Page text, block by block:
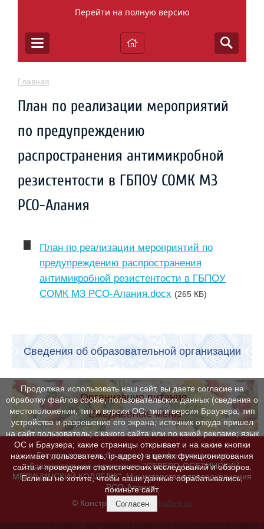
Перейти на полную версию
Главная
План по реализации мероприятий
по предупреждению
распространения антимикробной
резистентости в ГБПОУ СОМК МЗ
РСО-Алания
План по реализации мероприятий по
предупреждению распространения
антимикробной резистентости в ГБПОУ
СОМК МЗ РСО-Алания.docx (265 КБ)
Сведения об образовательной организации
Организация питания.
Ежедневные меню
Государственное бюджетное профессиональное
образовательное учреждение "СЕВЕРО-ОСЕТИНСКИЙ
МЕДИЦИНСКИЙ КОЛЛЕДЖ". Министерства здравоохранения
РСО-Алания.
© Конструктор сайтов Nubex.ru
Продолжая использовать наш сайт, вы даете согласие на
обработку файлов cookie, пользовательских данных (сведения о
местоположении; тип и версия ОС; тип и версия Браузера; тип
устройства и разрешение его экрана; источник откуда пришел
на сайт пользователь; с какого сайта или по какой рекламе; язык
ОС и Браузера; какие страницы открывает и на какие кнопки
нажимает пользователь; ip-адрес) в целях функционирования
сайта и проведения статистических исследований и обзоров.
Если вы не хотите, чтобы ваши данные обрабатывались,
покиньте сайт.
Согласен